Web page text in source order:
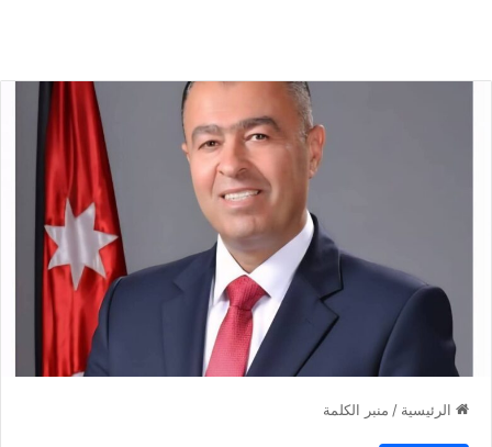
الرئيسية / منبر الكلمة